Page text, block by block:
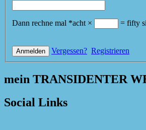
Dann rechne mal *acht × = fifty
Vergessen? Registrieren
mein TRANSIDENTER
Social Links